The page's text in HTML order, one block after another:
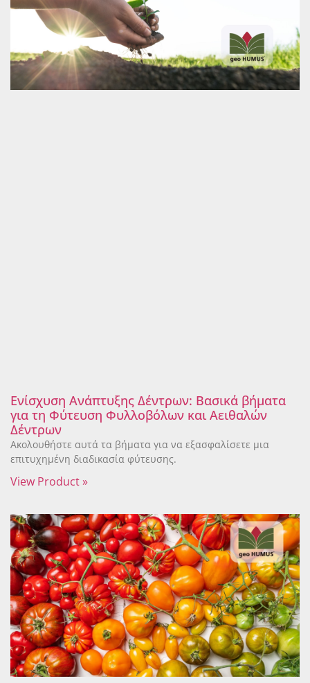
Ενίσχυση Ανάπτυξης Δέντρων: Βασικά βήματα
για τη Φύτευση Φυλλοβόλων και Αειθαλών
Δέντρων
Ακολουθήστε αυτά τα βήματα για να εξασφαλίσετε μια
επιτυχημένη διαδικασία φύτευσης.
View Product »